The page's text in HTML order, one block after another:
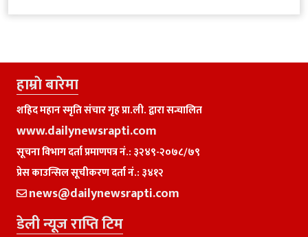
हाम्राे बारेमा
शहिद महान स्मृति संचार गृह प्रा.ली. द्वारा सन्चालित
www.dailynewsrapti.com
सूचना विभाग दर्ता प्रमाणपत्र नं.: ३२४९-२०७८/७९
प्रेस काउन्सिल सूचीकरण दर्ता नं.: ३४१२
news@dailynewsrapti.com
डेली न्यूज राप्ति टिम